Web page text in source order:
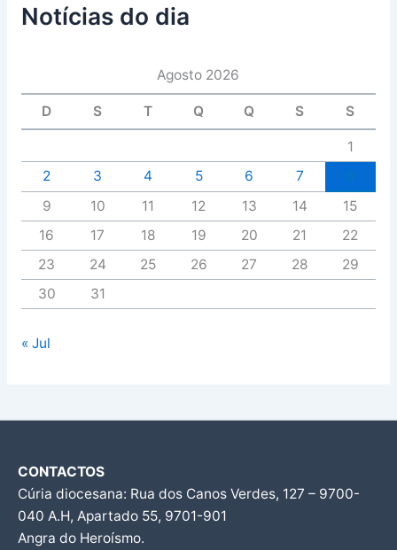
Notícias do dia
Agosto 2026
D S T Q Q S S
1
2
3 4 5 6 7
9
10 11 12 13 14
15
16
17 18 19 20 21
22
23
24 25 26 27 28
29
30
31
« Jul
CONTACTOS
Cúria diocesana: Rua dos Canos Verdes, 127 – 9700-
040 A.H, Apartado 55, 9701-901
Angra do Heroísmo.